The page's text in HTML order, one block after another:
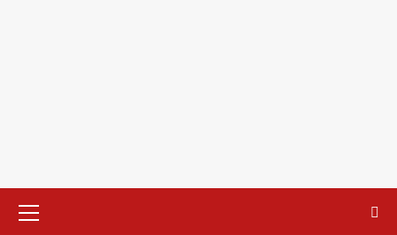
Menu